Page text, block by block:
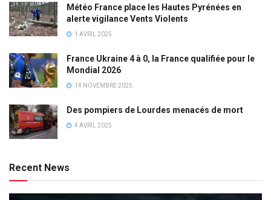
Météo France place les Hautes Pyrénées en
alerte vigilance Vents Violents
1 AVRIL 2025
France Ukraine 4 à 0, la France qualifiée pour le
Mondial 2026
14 NOVEMBRE 2025
Des pompiers de Lourdes menacés de mort
4 AVRIL 2025
Recent News